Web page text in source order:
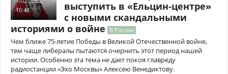
10:48
выступить в «Ельцин-центре»
с новыми скандальными
историями о войне
В России
Чем ближе 75-летие Победы в Великой Отечественной войне,
тем чаще либералы пытаются очернить этот период нашей
истории. Особенно эта тема не дает покоя главреду
радиостанции «Эхо Москвы» Алексею Венедиктову.